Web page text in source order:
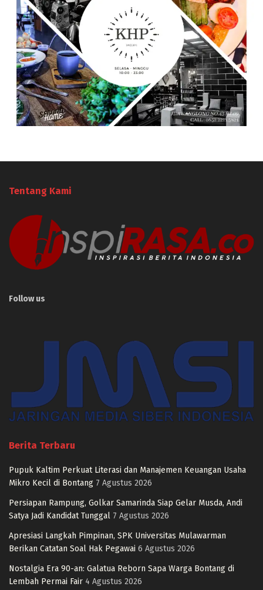
Tentang Kami
Follow us
Berita Terbaru
Pupuk Kaltim Perkuat Literasi dan Manajemen Keuangan Usaha
Mikro Kecil di Bontang 7 Agustus 2026
Persiapan Rampung, Golkar Samarinda Siap Gelar Musda, Andi
Satya Jadi Kandidat Tunggal 7 Agustus 2026
Apresiasi Langkah Pimpinan, SPK Universitas Mulawarman
Berikan Catatan Soal Hak Pegawai 6 Agustus 2026
Nostalgia Era 90-an: Galatua Reborn Sapa Warga Bontang di
Lembah Permai Fair 4 Agustus 2026